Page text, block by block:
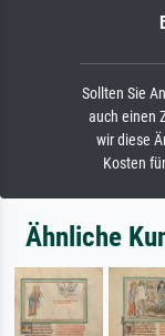
Sollten Sie
auch einen
wir diese
Kosten
Ähnliche